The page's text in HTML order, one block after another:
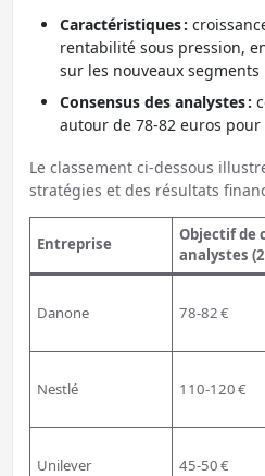
Caractéristiques :
rentabilité sous pression,
sur les nouveaux segments
Consensus des analystes :
autour de 78-82 euros pour
Le classement ci-dessous
stratégies et des résultats
Entreprise
Objectif de
analystes
Danone 78-82 €
Nestlé 110-120 €
Unilever 45-50 €